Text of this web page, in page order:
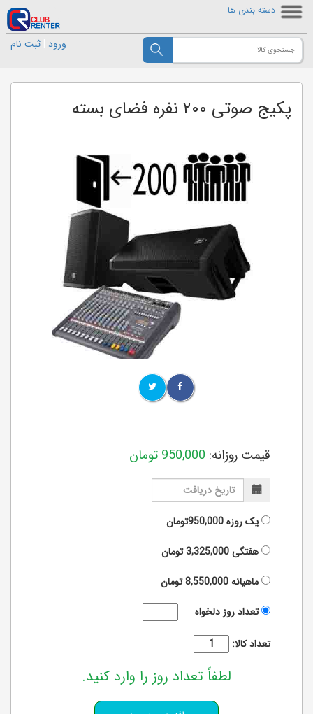
دسته بندی ها
ورود ثبت نام
پکیج صوتی ۲۰۰ نفره فضای بسته
قیمت روزانه: 950,000 تومان
یک روزه950,000تومان
هفتگی3,325,000تومان
ماهیانه8,550,000تومان
تعداد روز دلخواه
تعداد کالا:
لطفاً تعداد روز را وارد کنید.